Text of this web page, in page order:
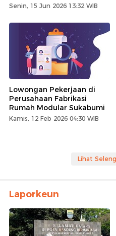
Senin, 15 Jun 2026 13:32 WIB
Lowongan Pekerjaan di
Perusahaan Fabrikasi
Rumah Modular Sukabumi
Kamis, 12 Feb 2026 04:30 WIB
Lihat
Laporkeun